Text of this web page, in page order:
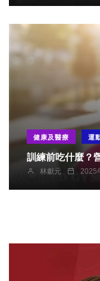
健康及醫療 運
訓練前吃什麼？
林獻元 2025